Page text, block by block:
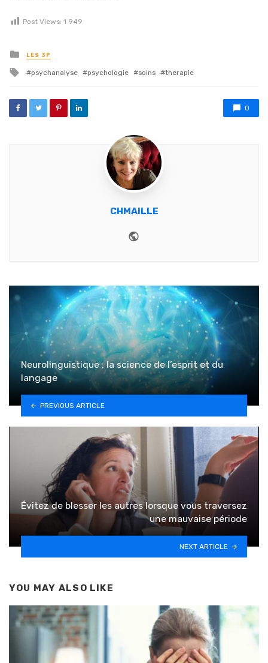
Post Views: 1 949
Posted in
LES 3P
Tagged with
psychanalyse psychologie soins therapie
0
CHMAILLE
Neurolinguistique : la science de l’esprit et du
langage
PREVIOUS ARTICLE
Évitez de blesser les autres lorsque vous traversez
une mauvaise période
NEXT ARTICLE
YOU MAY ALSO LIKE